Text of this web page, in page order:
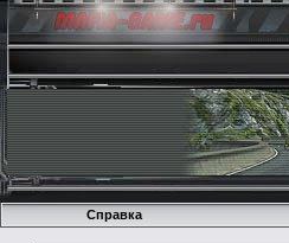
Справка